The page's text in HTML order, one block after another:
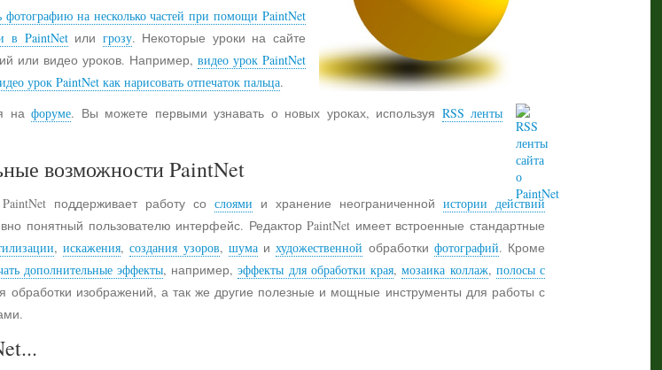
фотографию на несколько частей при помощи PaintNet
в PaintNetили грозу. Некоторые уроки на сайте
или видео уроков. Например,видео урок PaintNet
урок PaintNet как нарисовать отпечаток пальца.
нафоруме. Вы можете первыми узнавать о новых уроках, используя RSS ленты
возможности PaintNet
поддерживает работу со слоями и хранение неограниченной истории действий
понятный пользователю интерфейс. Редактор PaintNet имеет встроенные стандартные
, искажения,создания узоров, шумаихудожественной обработки фотографий. Кроме
дополнительные эффекты, например,эффекты для обработки края,мозаика коллаж, полосы с
обработки изображений, а так же другие полезные и мощные инструменты для работы с